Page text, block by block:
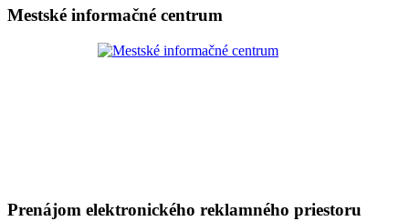
Mestské informačné centrum
Prenájom elektronického reklamného priestoru